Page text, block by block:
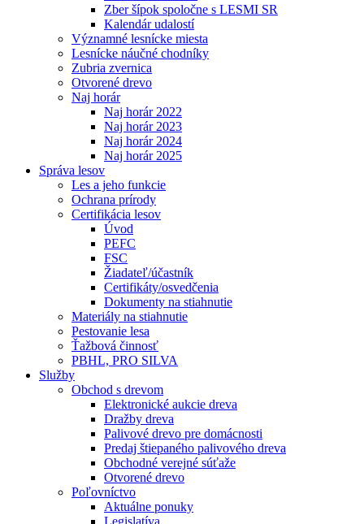
Zber šípok spoločne s LESMI SR
Kalendár udalostí
Významné lesnícke miesta
Lesnícke náučné chodníky
Zubria zvernica
Otvorené drevo
Naj horár
Naj horár 2022
Naj horár 2023
Naj horár 2024
Naj horár 2025
Správa lesov
Les a jeho funkcie
Ochrana prírody
Certifikácia lesov
Úvod
PEFC
FSC
Žiadateľ/účastník
Certifikáty/osvedčenia
Dokumenty na stiahnutie
Materiály na stiahnutie
Pestovanie lesa
Ťažbová činnosť
PBHL, PRO SILVA
Služby
Obchod s drevom
Elektronické aukcie dreva
Dražby dreva
Palivové drevo pre domácnosti
Predaj štiepaného palivového dreva
Obchodné verejné súťaže
Otvorené drevo
Poľovníctvo
Aktuálne ponuky
Legislatíva